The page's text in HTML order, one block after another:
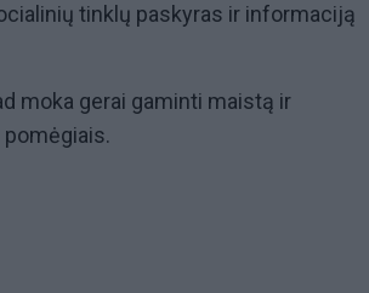
tinklų paskyras ir informaciją
moka gerai gaminti maistą ir